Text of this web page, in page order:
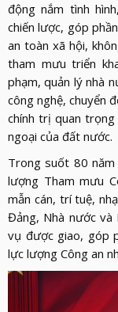
động nắm tình
chiến lược, góp
an toàn xã hội,
tham mưu triển
phạm, quản lý nhà
công nghệ, chuyển
chính trị quan
ngoại của đất nước.
Trong suốt 80
lượng Tham mưu
mẫn cán, trí tuệ,
Đảng, Nhà nước và
vụ được giao, góp
lực lượng Công an